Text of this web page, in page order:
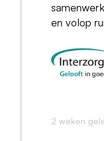
en volop
2 weken